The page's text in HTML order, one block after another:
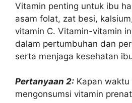
Vitamin penting untuk ibu
asam folat, zat besi,
vitamin C. Vitamin-vitamin
dalam pertumbuhan dan
serta menjaga kesehatan
Pertanyaan 2: Kapan
mengonsumsi vitamin